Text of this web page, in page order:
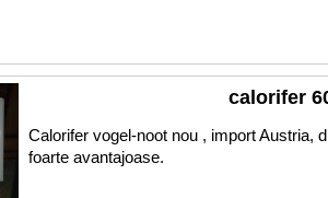
calorifer
Calorifer vogel-noot nou , import Austria,
foarte avantajoase.